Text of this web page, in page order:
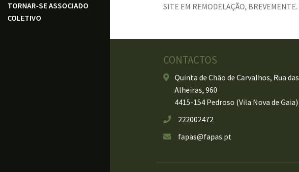
TORNAR-SE ASSOCIADO
COLETIVO
SITE EM REMODELAÇÃO, BREVEMENTE.
CONTACTOS
Quinta de Chão de Carvalhos, Rua das
Alheiras, 960
4415-154 Pedroso (Vila Nova de Gaia)
222002472
fapas@fapas.pt